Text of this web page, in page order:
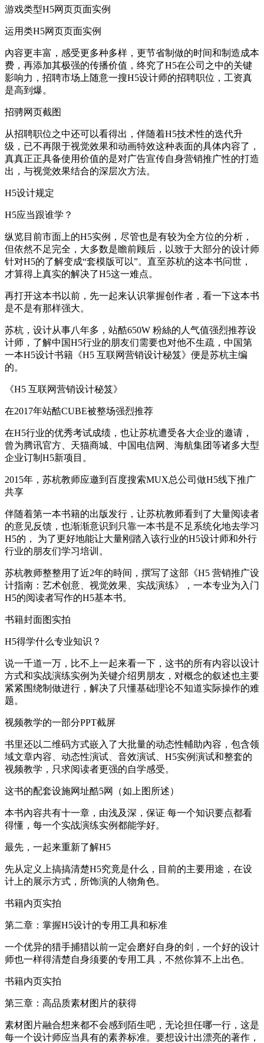
游戏类型H5网页页面实例
运用类H5网页页面实例
內容更丰富，感受更多种多样，更节省制做的时间和制造成本
费，再添加其极强的传播价值，终究了H5在公司之中的关键
影响力，招聘市场上随意一搜H5设计师的招聘职位，工资真
是高到爆。
招骋网页截图
从招聘职位之中还可以看得出，伴随着H5技术性的迭代升
级，已不再限于视觉效果和动画特效这种表面的具体内容了，
真真正正具备使用价值的是对广告宣传自身营销推广性的打造
出，与视觉效果结合的深层次方法。
H5设计规定
H5应当跟谁学？
纵览目前市面上的H5实例，尽管也是有较为全方位的分析，
但依然不足完全，大多数是瞻前顾后，以致于大部分的设计师
针对H5的了解变成“套模版可以”。直至苏杭的这本书问世，
才算得上真实的解决了H5这一难点。
再打开这本书以前，先一起来认识掌握创作者，看一下这本书
是不是有那样强大。
苏杭，设计从事八年多，站酷650W 粉絲的人气值强烈推荐设
计师，了解中国H5行业的朋友们需要也对他不生疏，中国第
一本H5设计书籍《H5 互联网营销设计秘笈》便是苏杭主编
的。
《H5 互联网营销设计秘笈》
在2017年站酷CUBE被整场强烈推荐
在H5行业的优秀考试成绩，也让苏杭遭受各大企业的邀请，
曾为腾讯官方、天猫商城、中国电信网、海航集团等诸多大型
企业订制H5新项目。
2015年，苏杭教师应邀到百度搜索MUX总公司做H5线下推广
共享
伴随着第一本书籍的出版发行，让苏杭教师看到了大量阅读者
的意见反馈，也渐渐意识到只靠一本书是不足系统化地去学习
H5的， 为了更好地能让大量刚踏入该行业的H5设计师和外行
行业的朋友们学习培训。
苏杭教师整整用了近2年的時间，撰写了这部《H5 营销推广设
计指南：艺术创意、视觉效果、实战演练》，一本专业为入门
H5的阅读者写作的H5基本书。
书籍封面图实拍
H5得学什么专业知识？
说一千道一万，比不上一起来看一下，这书的所有内容以设计
方式和实战演练实例为关键介绍男朋友，对概念的叙述也主要
紧紧围绕制做进行，解决了只懂基础理论不知道实际操作的难
题。
视频教学的一部分PPT截屏
书里还以二维码方式嵌入了大批量的动态性輔助內容，包含领
域文章内容、动态性演试、音效演试、H5实例演试和整套的
视频教学，只求阅读者更强的自学感受。
这书的配套设施网址酷5网（如上图所述）
本书內容共有十一章，由浅及深，保证 每一个知识要点都看
得懂，每一个实战演练实例都能学好。
最先，一起来重新了解H5
先从定义上搞搞清楚H5究竟是什么，目前的主要用途，在设
计上的展示方式，所饰演的人物角色。
书籍内页实拍
第二章：掌握H5设计的专用工具和标准
一个优异的猎手捕猎以前一定会磨好自身的剑，一个好的设计
师也一样得清楚自身须要的专用工具，不然你算不上出色。
书籍内页实拍
第三章：高品质素材图片的获得
素材图片融合想来都不会感到陌生吧，无论担任哪一行，这是
每一个设计师应当具有的素养标准。要想设计出漂亮的著作，